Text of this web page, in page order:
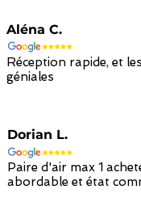
Aléna C.
Réception rapide, et
géniales
Dorian L.
Paire d'air max 1
abordable et état